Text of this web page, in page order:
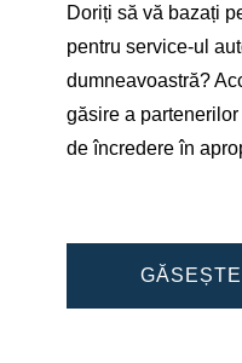
Doriți să vă bazați
pentru service-ul
dumneavoastră?
găsire a
de încredere în